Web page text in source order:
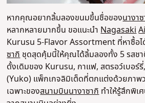
หากคุณอยากลิ้มลองขนมขึ้นชื่อของนางา
หลากหลายมากขึ้น ขอแนะนำNagasaki
Kurusu 5-Flavor Assortment ที่หาซื้อไ
ซากิชุดสุดคุ้มนี้ให้คุณได้ลิ้มลองทั้ง 5 รสชา
ดั้งเดิมของ Kurusu, กาแฟ, สตรอว์เบอร์รี่
(Yuko) แพ็กเกจลิมิเต็ดที่ตกแต่งด้วยภาพ
เฉพาะของสนามบินนางาซากิทำให้รู้สึกพิเ